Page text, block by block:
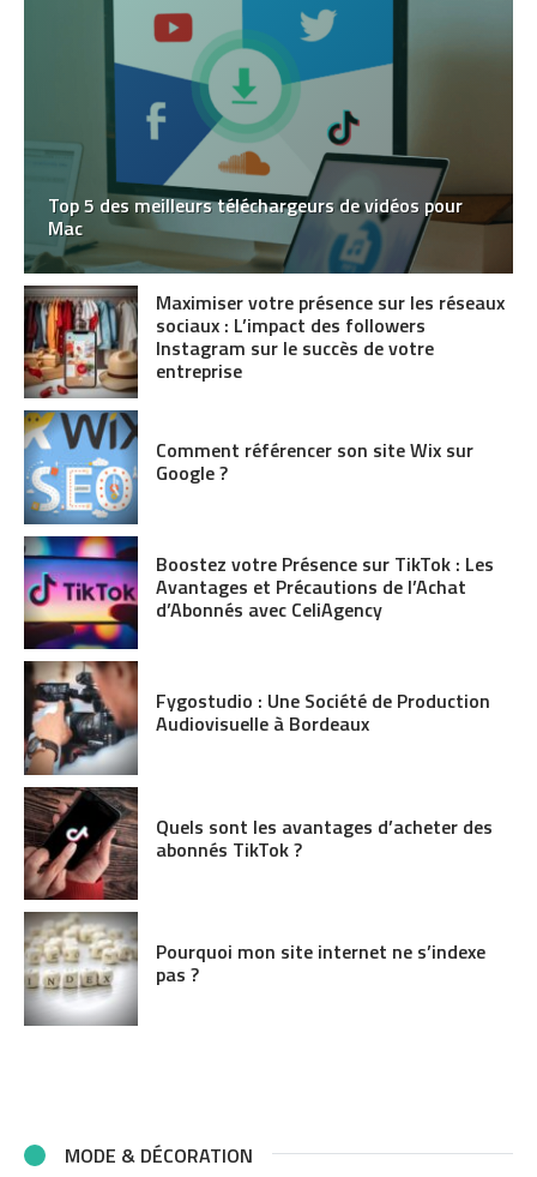
Top 5 des meilleurs téléchargeurs de vidéos pour
Mac
Maximiser votre présence sur les réseaux
sociaux : L’impact des followers
Instagram sur le succès de votre
entreprise
Comment référencer son site Wix sur
Google ?
Boostez votre Présence sur TikTok : Les
Avantages et Précautions de l’Achat
d’Abonnés avec CeliAgency
Fygostudio : Une Société de Production
Audiovisuelle à Bordeaux
Quels sont les avantages d’acheter des
abonnés TikTok ?
Pourquoi mon site internet ne s’indexe
pas ?
MODE & DÉCORATION